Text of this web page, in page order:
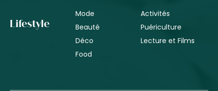
Lifestyle
Mode
Beauté
Déco
Food
Activités
Puériculture
Lecture et Films